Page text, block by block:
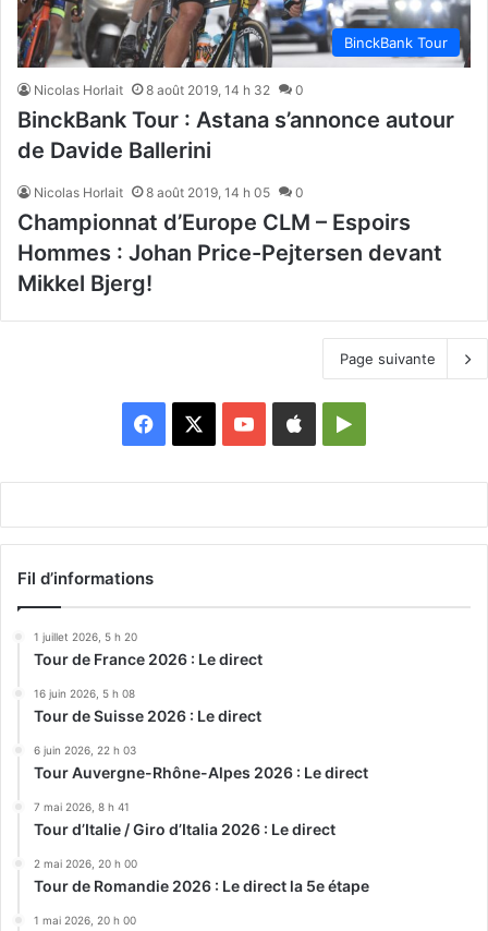
BinckBank Tour
Nicolas Horlait 8 août 2019, 14 h 32 0
BinckBank Tour : Astana s’annonce autour
de Davide Ballerini
Nicolas Horlait 8 août 2019, 14 h 05 0
Championnat d’Europe CLM – Espoirs
Hommes : Johan Price-Pejtersen devant
Mikkel Bjerg!
Page suivante
Facebook YouTubeAppleGoogle
Fil d’informations
1 juillet 2026, 5 h 20
Tour de France 2026 : Le direct
16 juin 2026, 5 h 08
Tour de Suisse 2026 : Le direct
6 juin 2026, 22 h 03
Tour Auvergne-Rhône-Alpes 2026 : Le direct
7 mai 2026, 8 h 41
Tour d’Italie / Giro d’Italia 2026 : Le direct
2 mai 2026, 20 h 00
Tour de Romandie 2026 : Le direct la 5e étape
1 mai 2026, 20 h 00